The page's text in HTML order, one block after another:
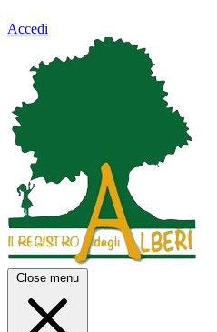
Accedi
Close menu